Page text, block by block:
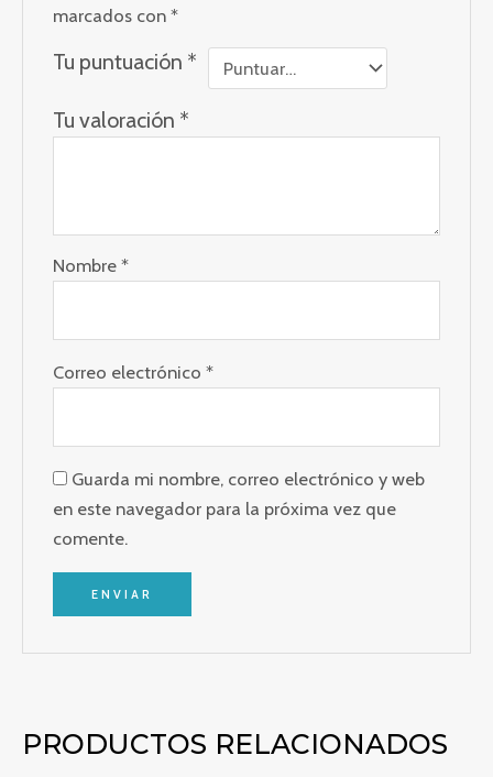
marcados con*
Tu puntuación *
Tu valoración *
Nombre*
Correo electrónico*
Guarda mi nombre, correo electrónico y web
en este navegador para la próxima vez que
comente.
PRODUCTOS RELACIONADOS